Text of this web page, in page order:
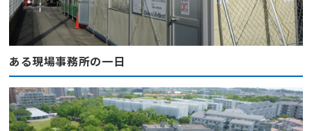
ある現場事務所の一日